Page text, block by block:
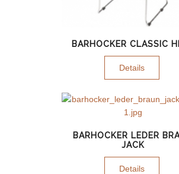
BARHOCKER CLASSIC
Details
BARHOCKER LEDER
JACK
Details